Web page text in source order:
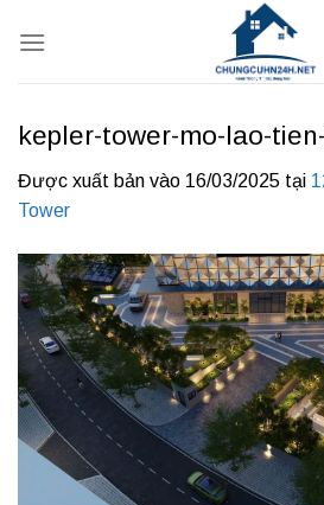
qua
kepler-tower-mo-lao-
Được xuất bản vào 16/03/2025 tại
Tower